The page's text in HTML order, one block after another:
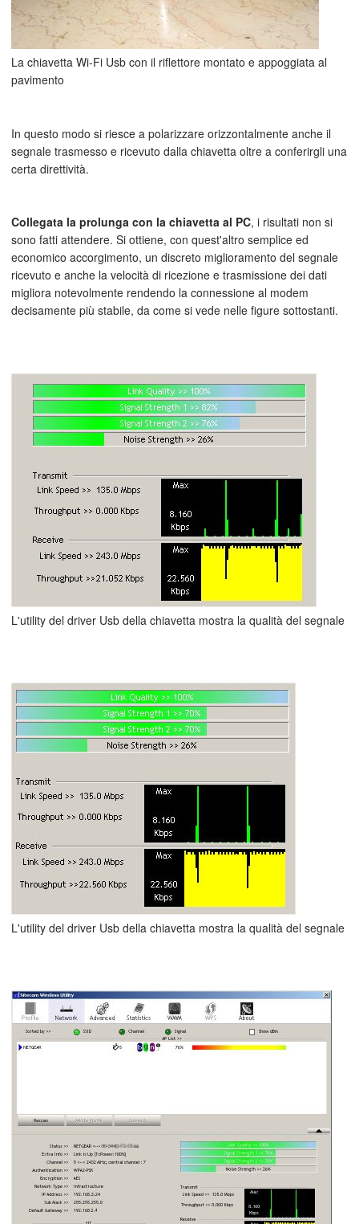
La chiavetta Wi-Fi Usb con il riflettore montato e appoggiata al
pavimento
In questo modo si riesce a polarizzare orizzontalmente anche il
segnale trasmesso e ricevuto dalla chiavetta oltre a conferirgli una
certa direttività.
Collegata la prolunga con la chiavetta al PC, i risultati non si
sono fatti attendere. Si ottiene, con quest'altro semplice ed
economico accorgimento, un discreto miglioramento del segnale
ricevuto e anche la velocità di ricezione e trasmissione dei dati
migliora notevolmente rendendo la connessione al modem
decisamente più stabile, da come si vede nelle figure sottostanti.
L'utility del driver Usb della chiavetta mostra la qualità del segnale
L'utility del driver Usb della chiavetta mostra la qualità del segnale